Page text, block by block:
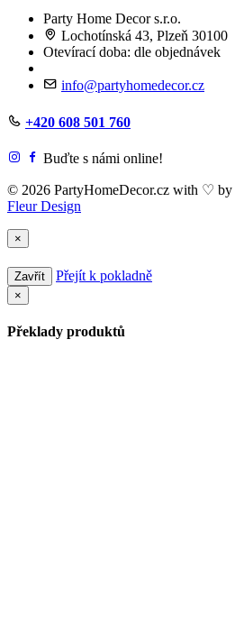
Party Home Decor s.r.o.
Lochotínská 43, Plzeň 30100
Otevírací doba: dle objednávek
info@partyhomedecor.cz
+420 608 501 760
Buďte s námi online!
© 2026 PartyHomeDecor.cz with ♡ by
Fleur Design
×
Zavřít Přejít k pokladně
×
Překlady produktů